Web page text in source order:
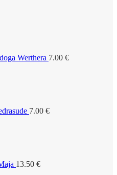
Werthera 7.00 €
7.00 €
13.50 €